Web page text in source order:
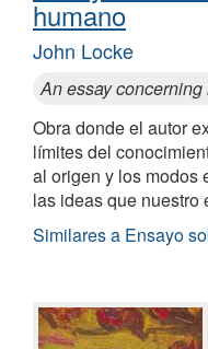
humano
John Locke
An essay
Obra donde el autor
límites del
al origen y los modos
las ideas que nuestro
Similares a Ensayo